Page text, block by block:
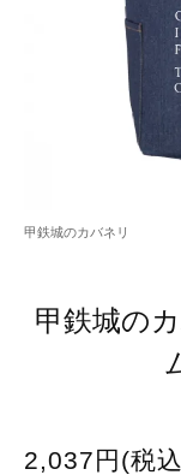
甲鉄城のカバネリ
甲鉄城の
2,037円(税